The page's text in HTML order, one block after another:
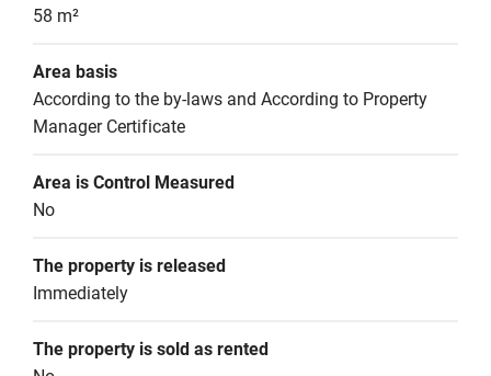
58 m²
Area basis
According to the by-laws and According to Property
Manager Certificate
Area is Control Measured
No
The property is released
Immediately
The property is sold as rented